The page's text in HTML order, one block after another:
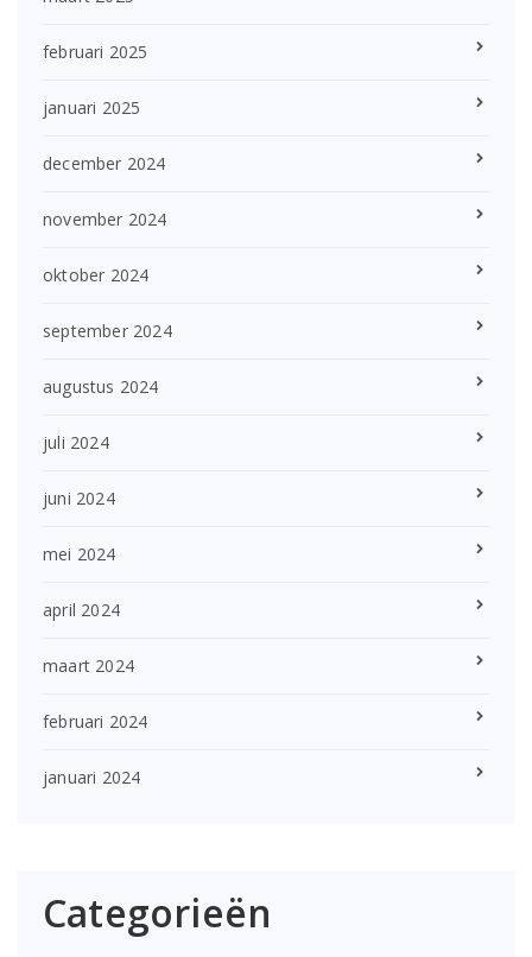
februari 2025
januari 2025
december 2024
november 2024
oktober 2024
september 2024
augustus 2024
juli 2024
juni 2024
mei 2024
april 2024
maart 2024
februari 2024
januari 2024
Categorieën